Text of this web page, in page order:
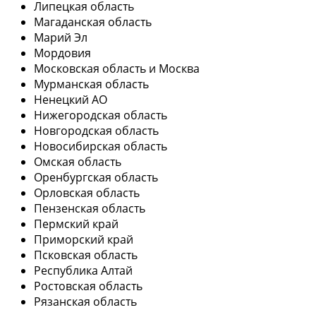
Липецкая область
Магаданская область
Марий Эл
Мордовия
Московская область и Москва
Мурманская область
Ненецкий АО
Нижегородская область
Новгородская область
Новосибирская область
Омская область
Оренбургская область
Орловская область
Пензенская область
Пермский край
Приморский край
Псковская область
Республика Алтай
Ростовская область
Рязанская область